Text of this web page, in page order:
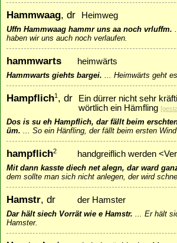
Hammwaag, dr Heimweg
Uffn Hammwaag hammr uns aa noch vrluffm.
haben wir uns auch noch verlaufen.
hammwarts heimwärts
Hammwarts giehts bargei. ... Heimwärts geht
Hampflich1, dr
Ein dürrer nicht sehr
wörtlich ein Hämfling [
Dos is su eh Hampflich, dar fällt beim
üm. ... So ein Hänfling, der fällt beim ersten
hampflich2 handgreiflich werden
Mit dann kasste diech net alegn, dar ward
dem sollte man sich nicht anlegen, der wird
Hamstr, dr der Hamster
Dar hält siech Vorrät wie e Hamstr. ... Er hält
Hamster.